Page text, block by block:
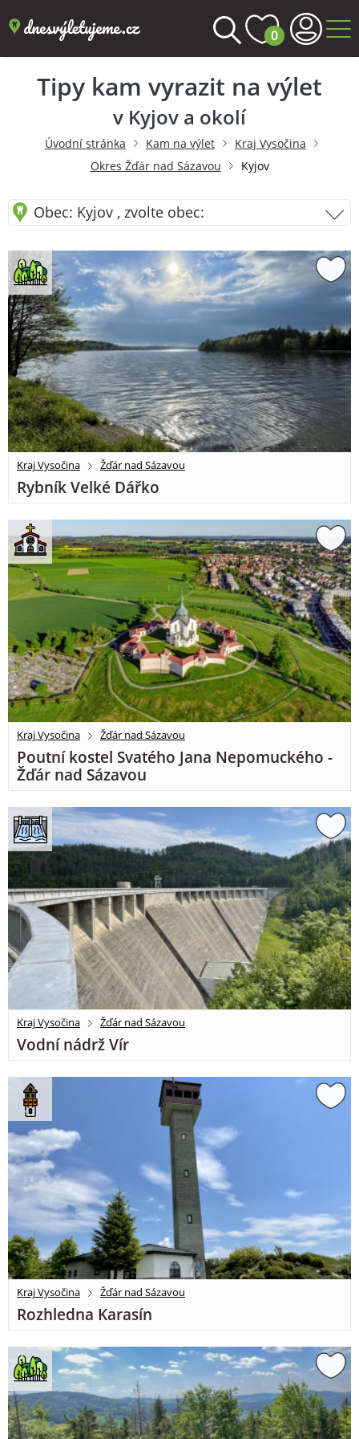
0
Tipy kam vyrazit na výlet
v Kyjov a okolí
Úvodní stránka Kam na výlet
Kraj Vysočina
Okres Žďár nad Sázavou
Kyjov
Obec: Kyjov , zvolte obec:
Kraj Vysočina Žďár nad Sázavou
Rybník Velké Dářko
Kraj Vysočina Žďár nad Sázavou
Poutní kostel Svatého Jana Nepomuckého -
Žďár nad Sázavou
Kraj Vysočina Žďár nad Sázavou
Vodní nádrž Vír
Kraj Vysočina Žďár nad Sázavou
Rozhledna Karasín